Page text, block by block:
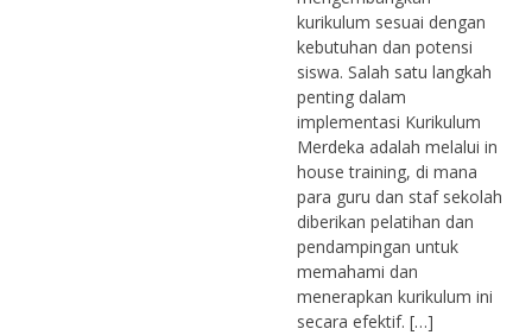
kurikulum sesuai dengan
kebutuhan dan potensi
siswa. Salah satu langkah
penting dalam
implementasi Kurikulum
Merdeka adalah melalui in
house training, di mana
para guru dan staf sekolah
diberikan pelatihan dan
pendampingan untuk
memahami dan
menerapkan kurikulum ini
secara efektif. […]